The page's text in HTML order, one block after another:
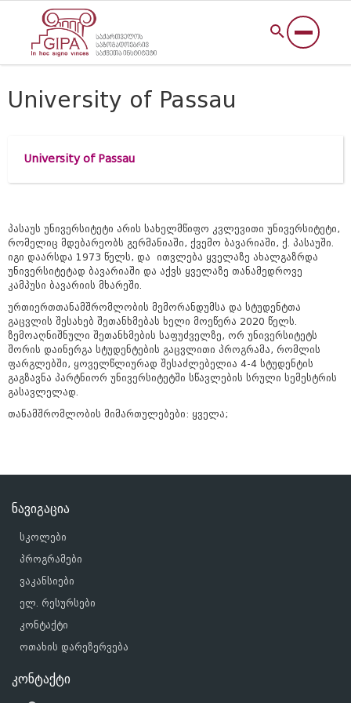
University of Passau
University of Passau
პასაუს უნივერსიტეტი არის სახელმწიფო კვლევითი უნივერსიტეტი,
რომელიც მდებარეობს გერმანიაში, ქვემო ბავარიაში, ქ. პასაუში.
იგი დაარსდა 1973 წელს, და ითვლება ყველაზე ახალგაზრდა
უნივერსიტეტად ბავარიაში და აქვს ყველაზე თანამედროვე
კამპუსი ბავარიის მხარეში.
ურთიერთთანამშრომლობის მემორანდუმსა და სტუდენტთა
გაცვლის შესახებ შეთანხმებას ხელი მოეწერა 2020 წელს
ზემოაღნიშნული შეთანხმების საფუძველზე, ორ უნივერსიტეტს
შორის დაინერგა სტუდენტების გაცვლითი პროგრამა, რომლის
ფარგლებში, ყოველწლიურად შესაძლებელია 4-4 სტუდენტის
გაგზავნა პარტნიორ უნივერსიტეტში სწავლების სრული სემესტრის
გასავლელად
თანამშრომლობის მიმართულებები: ყველა;
ნავიგაცია
სკოლები
პროგრამები
ვაკანსიები
ელ. რესურსები
კონტაქტი
ოთახის დარეზერვება
კონტაქტი